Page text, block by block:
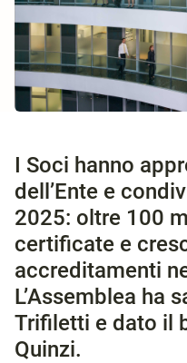
I Soci hanno
dell’Ente e
2025: oltre 100
certificate e
accreditamenti
L’Assemblea ha
Trifiletti e dato il
Quinzi.